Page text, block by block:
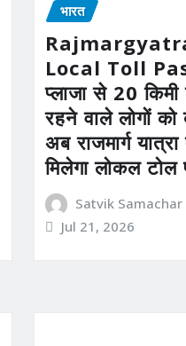
भारत
Local Toll
प्लाजा से 20
रहने वाले लोगों को
अब राजमार्ग
मिलेगा लोकल टोल
Satvik Samachar
Jul 21, 2026